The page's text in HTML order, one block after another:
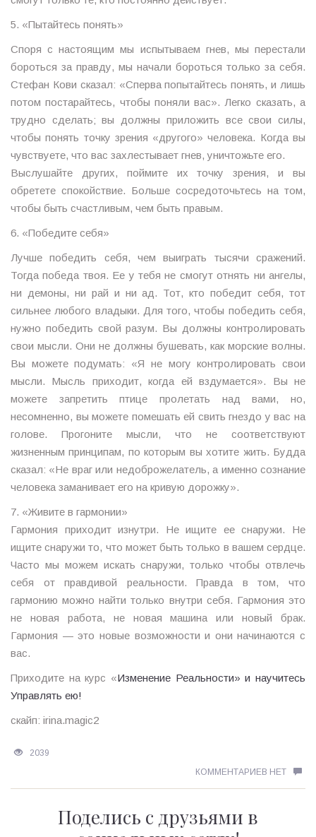
5. «Пытайтесь понять»
Споря с настоящим мы испытываем гнев, мы перестали
бороться за правду, мы начали бороться только за себя.
Стефан Кови сказал: «Сперва попытайтесь понять, и лишь
потом постарайтесь, чтобы поняли вас». Легко сказать, а
трудно сделать; вы должны приложить все свои силы,
чтобы понять точку зрения «другого» человека. Когда вы
чувствуете, что вас захлестывает гнев, уничтожьте его.
Выслушайте других, поймите их точку зрения, и вы
обретете спокойствие. Больше сосредоточьтесь на том,
чтобы быть счастливым, чем быть правым.
6. «Победите себя»
Лучше победить себя, чем выиграть тысячи сражений.
Тогда победа твоя. Ее у тебя не смогут отнять ни ангелы,
ни демоны, ни рай и ни ад. Тот, кто победит себя, тот
сильнее любого владыки. Для того, чтобы победить себя,
нужно победить свой разум. Вы должны контролировать
свои мысли. Они не должны бушевать, как морские волны.
Вы можете подумать: «Я не могу контролировать свои
мысли. Мысль приходит, когда ей вздумается». Вы не
можете запретить птице пролетать над вами, но,
несомненно, вы можете помешать ей свить гнездо у вас на
голове. Прогоните мысли, что не соответствуют
жизненным принципам, по которым вы хотите жить. Будда
сказал: «Не враг или недоброжелатель, а именно сознание
человека заманивает его на кривую дорожку».
7. «Живите в гармонии»
Гармония приходит изнутри. Не ищите ее снаружи. Не
ищите снаружи то, что может быть только в вашем сердце.
Часто мы можем искать снаружи, только чтобы отвлечь
себя от правдивой реальности. Правда в том, что
гармонию можно найти только внутри себя. Гармония это
не новая работа, не новая машина или новый брак.
Гармония — это новые возможности и они начинаются с
вас.
Приходите на курс «Изменение Реальности» и научитесь
Управлять ею!
скайп: irina.magic2
2039
КОММЕНТАРИЕВ НЕТ
Поделись с друзьями в